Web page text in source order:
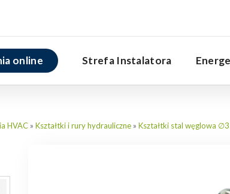
online Strefa Instalatora
HVAC » Kształtki i rury hydrauliczne » Kształtki stal węglowa